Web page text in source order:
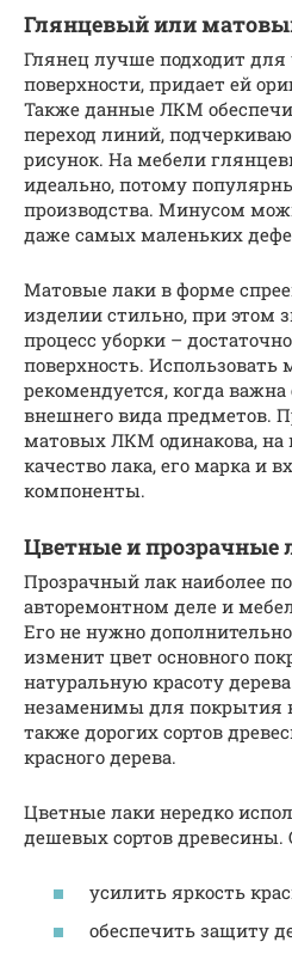
Глянцевый или
Глянец лучше подходит
поверхности, придает ей
Также данные ЛКМ
переход линий,
рисунок. На мебели
идеально, потому
производства. Минусом
даже самых маленьких
Матовые лаки в форме
изделии стильно, при этом
процесс уборки –
поверхность. Использовать
рекомендуется, когда важна
внешнего вида предметов.
матовых ЛКМ одинакова,
качество лака, его марка и
компоненты.
Цветные и прозрачные
Прозрачный лак наиболее
авторемонтном деле и
Его не нужно
изменит цвет основного
натуральную красоту
незаменимы для покрытия
также дорогих сортов
красного дерева.
Цветные лаки нередко
дешевых сортов
усилить яркость
обеспечить защиту